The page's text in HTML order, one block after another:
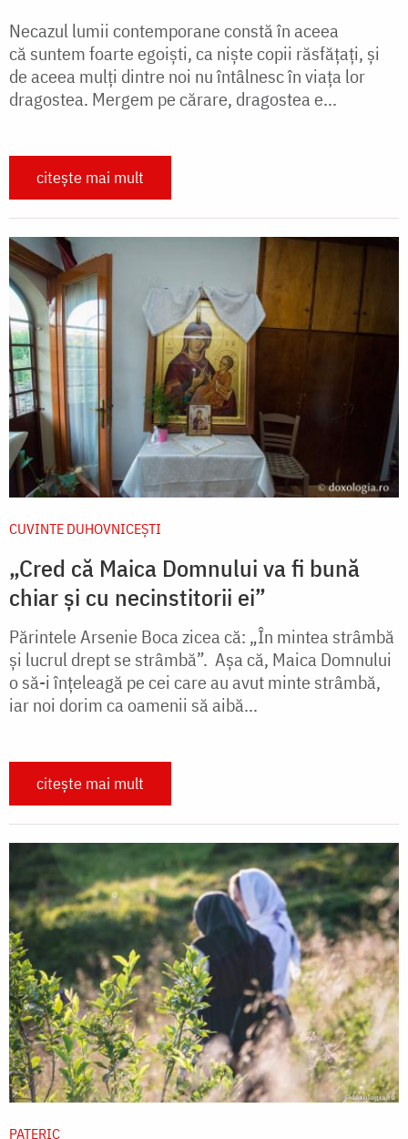
Necazul lumii contemporane constă în aceea
că suntem foarte egoiști, ca niște copii răsfățați, și
de aceea mulți dintre noi nu întâlnesc în viața lor
dragostea. Mergem pe cărare, dragostea e...
citește mai mult
CUVINTE DUHOVNICEȘTI
„Cred că Maica Domnului va fi bună
chiar și cu necinstitorii ei”
Părintele Arsenie Boca zicea că: „În mintea strâmbă
și lucrul drept se strâmbă”. Așa că, Maica Domnului
o să-i înțeleagă pe cei care au avut minte strâmbă,
iar noi dorim ca oamenii să aibă...
citește mai mult
PATERIC